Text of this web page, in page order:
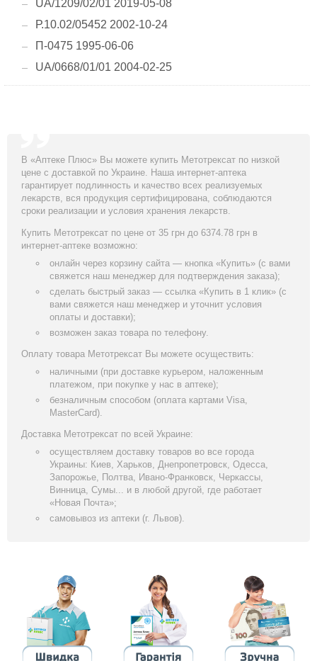
UA/1209/02/01 2019-05-08
Р.10.02/05452 2002-10-24
П-0475 1995-06-06
UA/0668/01/01 2004-02-25
В «Аптеке Плюс» Вы можете купить Метотрексат по низкой
цене с доставкой по Украине. Наша интернет-аптека
гарантирует подлинность и качество всех реализуемых
лекарств, вся продукция сертифицирована, соблюдаются
сроки реализации и условия хранения лекарств.
Купить Метотрексат по цене от 35 грн до 6374.78 грн в
интернет-аптеке возможно:
онлайн через корзину сайта — кнопка «Купить» (с вами
свяжется наш менеджер для подтверждения заказа);
сделать быстрый заказ — ссылка «Купить в 1 клик» (с
вами свяжется наш менеджер и уточнит условия
оплаты и доставки);
возможен заказ товара по телефону.
Оплату товара Метотрексат Вы можете осуществить:
наличными (при доставке курьером, наложенным
платежом, при покупке у нас в аптеке);
безналичным способом (оплата картами Visa,
MasterCard).
Доставка Метотрексат по всей Украине:
осуществляем доставку товаров во все города
Украины: Киев, Харьков, Днепропетровск, Одесса,
Запорожье, Полтва, Ивано-Франковск, Черкассы,
Винница, Сумы... и в любой другой, где работает
«Новая Почта»;
самовывоз из аптеки (г. Львов).